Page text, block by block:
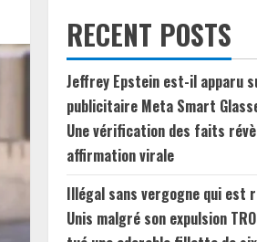
RECENT POSTS
Jeffrey Epstein est-il apparu
publicitaire Meta Smart
Une vérification des faits
affirmation virale
Illégal sans vergogne qui est
Unis malgré son expulsion